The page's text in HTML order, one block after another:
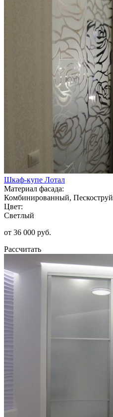
Шкаф-купе Лотал
Материал фасада:
Комбинированный, Пескоструй
Цвет:
Светлый
от 36 000 руб.
Рассчитать